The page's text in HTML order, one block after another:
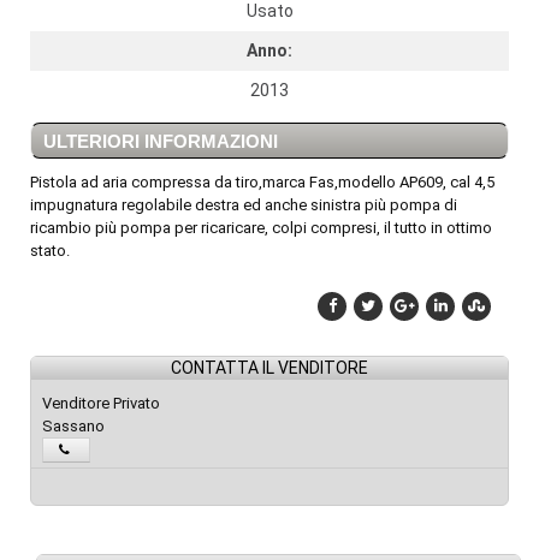
Usato
Anno:
2013
ULTERIORI INFORMAZIONI
Pistola ad aria compressa da tiro,marca Fas,modello AP609, cal 4,5
impugnatura regolabile destra ed anche sinistra più pompa di
ricambio più pompa per ricaricare, colpi compresi, il tutto in ottimo
stato.
CONTATTA IL VENDITORE
Venditore Privato
Sassano